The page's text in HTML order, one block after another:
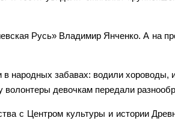
Русь» Владимир Янченко. А на
народных забавах: водили
девочкам передали
с Центром культуры и истории